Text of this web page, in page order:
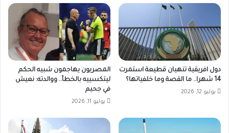
دول افريقية تنهيان قطيعة استمرت
14 شهرا.. ما القصة وما خلفياتها؟
يوليو 12, 2026
المصريون يهاجمون شبيه الحكم
ليتكسييه بالخطأ.. ووالدته: نعيش
في جحيم
يوليو 11, 2026